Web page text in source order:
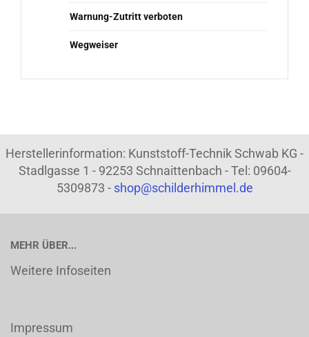
Warnung-Zutritt verboten
Wegweiser
Herstellerinformation: Kunststoff-Technik Schwab KG -
Stadlgasse 1 - 92253 Schnaittenbach - Tel: 09604-
5309873 - shop@schilderhimmel.de
MEHR ÜBER...
Weitere Infoseiten
Impressum